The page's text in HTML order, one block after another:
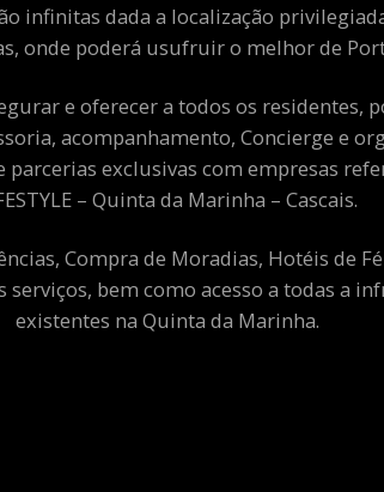
infinitas dada a localização
onde poderá usufruir o melhor de
e oferecer a todos os residentes,
acompanhamento, Concierge e
exclusivas com empresas
– Quinta da Marinha – Cascais.
Compra de Moradias, Hotéis de
serviços, bem como acesso a todas a
existentes na Quinta da Marinha.